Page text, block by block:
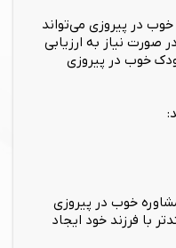
در پیروزی می‌تواند
صورت نیاز به ارزیابی
خوب در پیروزی
خوب در پیروزی
با فرزند خود ایجاد